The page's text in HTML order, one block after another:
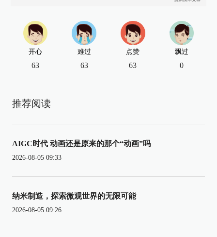
开心
63
难过
63
点赞
63
飘过
0
推荐阅读
AIGC时代 动画还是原来的那个“动画”吗
2026-08-05 09:33
纳米制造，探索微观世界的无限可能
2026-08-05 09:26